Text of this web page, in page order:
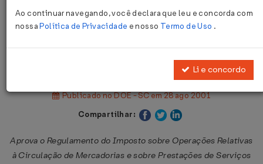
Decreto Nº 2870 DE 27/08/2001
Publicado no DOE - SC em 28 ago 2001
Compartilhar:
Aprova o Regulamento do Imposto sobre Operações Relativas
à Circulação de Mercadorias e sobre Prestações de Serviços
Ao continuar navegando, você declara que leu e concorda com
nossaPolítica de Privacidade e nosso Termo de Uso .
Li e concordo